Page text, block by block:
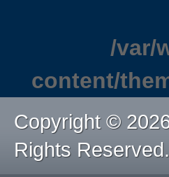
/var/
content/
Copyright ©
Rights Reserved.